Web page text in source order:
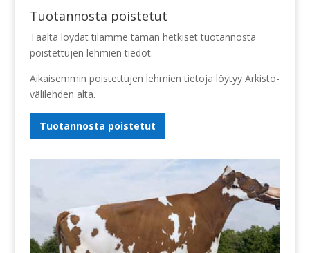
Tuotannosta poistetut
Täältä löydät tilamme tämän hetkiset tuotannosta
poistettujen lehmien tiedot.
Aikaisemmin poistettujen lehmien tietoja löytyy Arkisto-
välilehden alta.
Tuotannosta poistetut